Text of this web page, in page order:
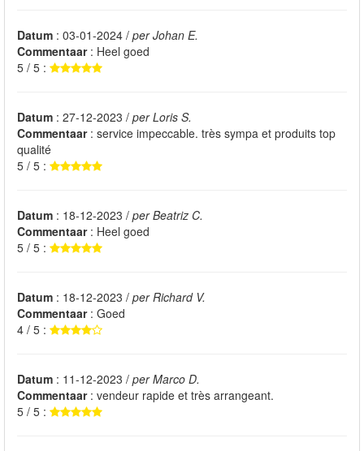
Datum : 03-01-2024 / per Johan E.
Commentaar: Heel goed
5 / 5 :
Datum : 27-12-2023 / per Loris S.
Commentaar: service impeccable. très sympa et produits top
qualité
5 / 5 :
Datum : 18-12-2023 / per Beatriz C.
Commentaar: Heel goed
5 / 5 :
Datum : 18-12-2023 / per Richard V.
Commentaar: Goed
4 / 5 :
Datum : 11-12-2023 / per Marco D.
Commentaar: vendeur rapide et très arrangeant.
5 / 5 :